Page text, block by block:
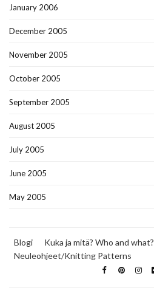
January 2006
December 2005
November 2005
October 2005
September 2005
August 2005
July 2005
June 2005
May 2005
Blogi
Kuka ja mitä? Who and what?
Neuleohjeet/Knitting Patterns